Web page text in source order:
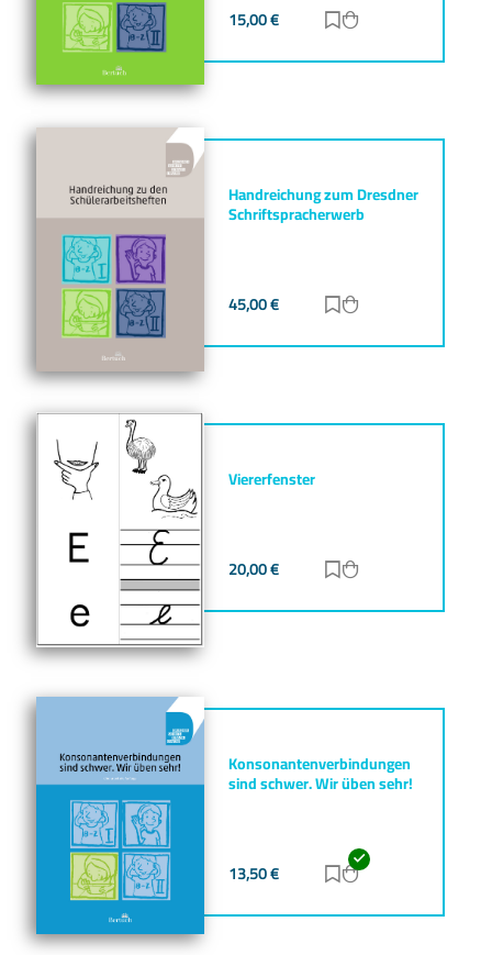
15,00€ Zur Merkliste
Handreichung zum Dresdner
Schriftspracherwerb
45,00€ Zur Merkliste
Viererfenster
20,00€ Zur Merkliste
Konsonantenverbindungen
sind schwer. Wir üben sehr!
13,50€ Zur Merkliste
Zum Warenkorb